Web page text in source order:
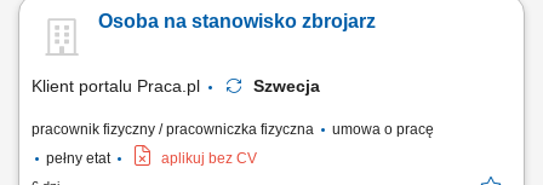
ciesielskich, w tym przy montażu i demontażu struktur drewnianych oraz
szalunków. Prowadzenie robót betoniarskich przy wznoszeniu obiektów
Osoba na stanowisko zbrojarz
Klient portalu Praca.pl Szwecja
pracownik fizyczny / pracowniczka fizyczna
umowa o pracę
pełny etat
aplikuj bez CV